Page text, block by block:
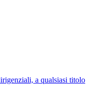
a qualsiasi titolo